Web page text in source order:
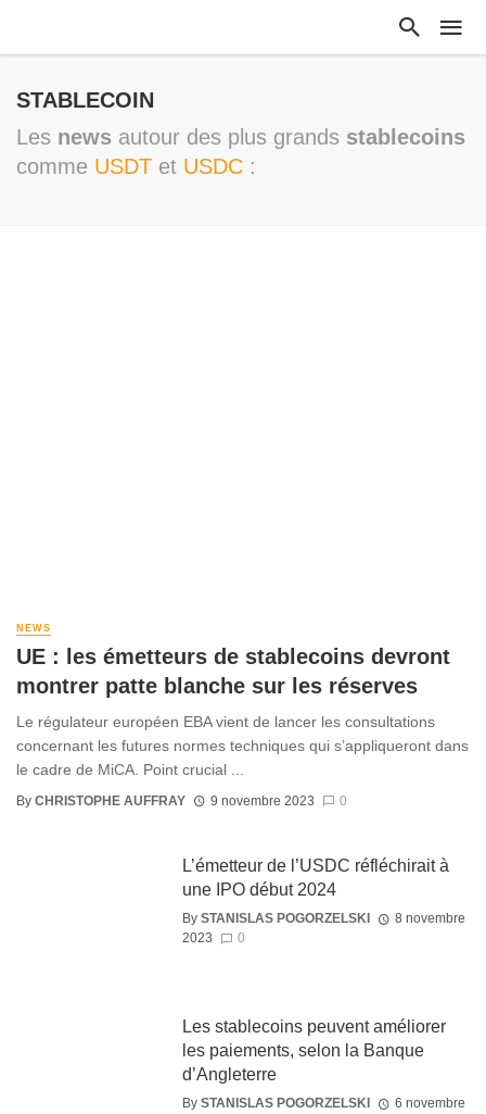
STABLECOIN
Les news autour des plus grands stablecoins
comme USDT et USDC :
NEWS
UE : les émetteurs de stablecoins devront
montrer patte blanche sur les réserves
Le régulateur européen EBA vient de lancer les consultations
concernant les futures normes techniques qui s’appliqueront dans
le cadre de MiCA. Point crucial ...
By CHRISTOPHE AUFFRAY 9 novembre 2023 0
L’émetteur de l’USDC réfléchirait à
une IPO début 2024
By STANISLAS POGORZELSKI
8 novembre
2023
0
Les stablecoins peuvent améliorer
les paiements, selon la Banque
d’Angleterre
By STANISLAS POGORZELSKI
6 novembre